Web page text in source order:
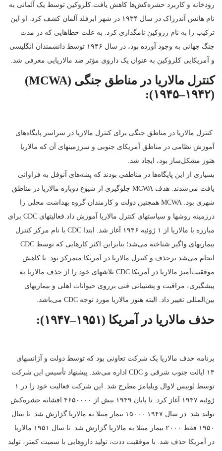
رودخانه و کاربرد حشره‌کش‌ها کاهش یافت.کلروکین توسط یک آلمانی به
نام هانس آندرزاک در سال ۱۹۳۴ در شهر ابرفلد آلمان کشف کرد. او این
ترکیب را به نام رزوکین نامگذاری کرد. به علت خطاهایی که در مدت
جنگ جهانی به وجود آورده بود، در سال ۱۹۴۶ توسط دانشمندان انگلیسی
و آمریکایی کلروکین به عنوان یک داروی مؤثر ضد مالاریایی معرفی شد.
کنترل مالاریا در مناطق جنگی (MCWA)
(۱۹۴۵–۱۹۴۲):
کنترل مالاریا در مناطق جنگی برای کنترل مالاریا در سراسر پایگاه‌های
آموزش نظامی در مناطق آمریکای جنوبی و سرزمینهای آن که مالاریا
هنوز مشکل‌ساز بود، ایجاد شد.
بسیاری از این پایگاه‌ها در مناطقی بودند که پشه‌های آنوفل به فراوانی
یافت می‌شدند. هدف MCWA جلوگیری از شیوع دوباره مالاریا در مناطق
شهری بود. MCWA همچنین دولت و کارمندان گروه بهداشت محلی را
درزمینه روشها و سیاستهای کنترل مالاریا آموزش داد.فعالیتهای CDC برای
مبارزه با مالاریا از ۱ ژوئیه ۱۹۴۶ آغاز شد. ابتدا CDC با نام مرکز کنترل
بیماریهای واگیر شناخته می‌شد؛ بنابراین اکثر کارهایی که توسط CDC
انجام می‌شد برحذف و کنترل مالاریا در آمریکا متمرکز بود. با کاهش
موفقیت‌آمیز مالاریا در آمریکا CDC تلاشهای خود را از حذف مالاریا به
پیشگیری، مراقبت و پشتیبانی فنی برروی حیوانات اهلی و بیماریهای
بین‌المللی تغییر داد. البته هنوز مالاریا مورد توجه CDC می‌باشد.
حذف مالاریا در آمریکا (۱۹۵۱–۱۹۴۷):
برنامه حذف مالاریا یک شرکت تعاونی بود که توسط دولت و آژانسهای
۱۳ ایالت جنوب شرقی و CDC اداره می‌شد. پیشنهاد تأسیس این شرکت
توسط لوییس لاوال ویلیامز مطرح شد. این شرکت فعالیت خود را در ۱
ژوئیه ۱۹۴۷ آغاز کرد. تا پایان ۱۹۴۹ بیش از ۴۶۵۰۰۰۰ افشانه حشره‌کش
تولید شد. در سال ۱۹۴۷ ۱۵۰۰۰ بیمار مبتلا به مالاریا گزارش شد. تا سال
۱۹۵۰ فقط ۲۰۰۰ بیمار مبتلا به مالاریا گزارش شد. تا سال ۱۹۵۱ مالاریا
در آمریکا حذف شد. با موفقیت ددت، تولید داروهایی با سمیت کمتر، تولید